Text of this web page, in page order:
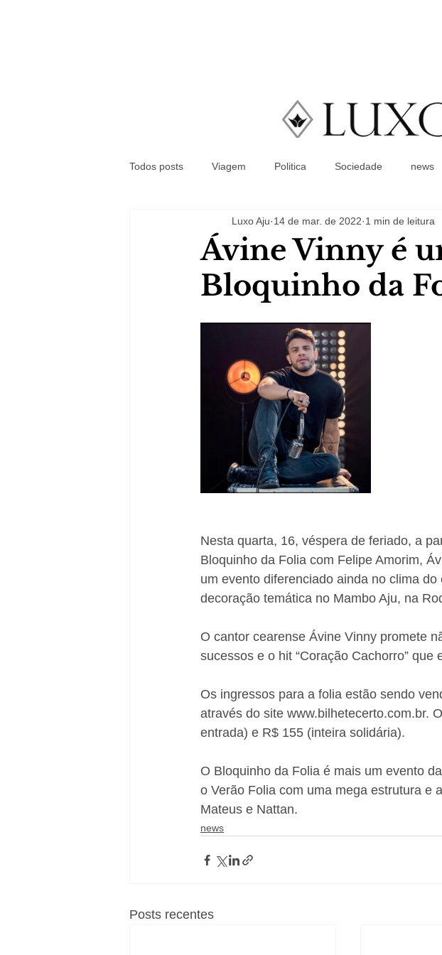
Todos posts Viagem Politica Sociedade news
Ávine Vinny é
Bloquinho da
Luxo Aju 14 de mar. de 2022 1 min de leitura
Nesta quarta, 16, véspera de feriado, a
Bloquinho da Folia com Felipe Amorim,
um evento diferenciado ainda no clima
decoração temática no Mambo Aju, na
O cantor cearense Ávine Vinny promete
sucessos e o hit “Coração Cachorro”
Os ingressos para a folia estão sendo
através do site www.bilhetecerto.com.br.
entrada) e R$ 155 (inteira solidária).
O Bloquinho da Folia é mais um evento
o Verão Folia com uma mega estrutura e
Mateus e Nattan.
news
Posts recentes